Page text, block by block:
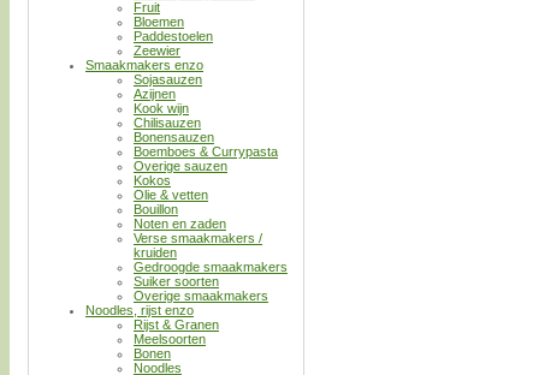
Fruit
Bloemen
Paddestoelen
Zeewier
Smaakmakers enzo
Sojasauzen
Azijnen
Kook wijn
Chilisauzen
Bonensauzen
Boemboes & Currypasta
Overige sauzen
Kokos
Olie & vetten
Bouillon
Noten en zaden
Verse smaakmakers /
kruiden
Gedroogde smaakmakers
Suiker soorten
Overige smaakmakers
Noodles, rijst enzo
Rijst & Granen
Meelsoorten
Bonen
Noodles